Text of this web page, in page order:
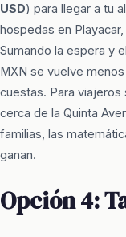
USD) para llegar a tu
hospedas en
Sumando la espera y
MXN se vuelve
cuestas. Para
cerca de la Quinta
familias, las
ganan.
Opción 4: